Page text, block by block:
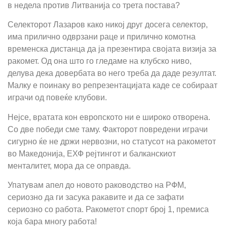
в недела против Литванија со трета постава?
Селекторот Лазаров како никој друг досега селектор,
има прилично одврзани раце и прилично комотна
временска дистанца да ја презентира својата визија за
ракомет. Од она што го гледаме на клубско ниво,
делува дека довербата во него треба да даде резултат.
Малку е поинаку во репрезентацијата каде се собираат
играчи од повеќе клубови.
Нејсе, вратата кон европското ни е широко отворена.
Со две победи сме таму. Факторот повредени играчи
сигурно ќе не држи нервозни, но статусот на ракометот
во Македонија, ЕХФ рејтингот и балканскиот
менталитет, мора да се оправда.
Упатувам апел до новото раководство на РФМ,
сериозно да ги засука ракавите и да се зафати
сериозно со работа. Ракометот спорт број 1, премиса
која бара многу работа!